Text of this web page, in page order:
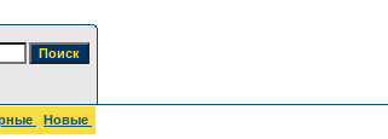
Новые